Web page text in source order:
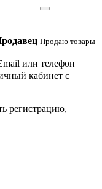
Продаю товары
или телефон
кабинет с
регистрацию,